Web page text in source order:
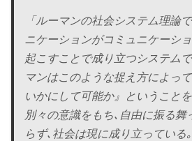
「ルーマンの社会システム理論
ニケーションがコミュニケーシ
起こすことで成り立つシステム
マンはこのような捉え方によっ
いかにして可能か』ということ
別々の意識をもち､自由に振る舞
らず､社会は現に成り立っている